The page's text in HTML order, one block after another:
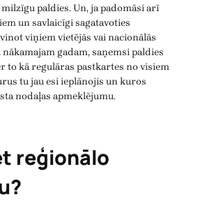
paldies. Un, ja padomāsi arī
un savlaicīgi sagatavoties
viņiem vietējās vai nacionālās
gadam, saņemsi paldies
to kā regulāras pastkartes no visiem
tu jau esi ieplānojis un kuros
nodaļas apmeklējumu.
reģionālo